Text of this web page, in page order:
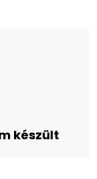
készült